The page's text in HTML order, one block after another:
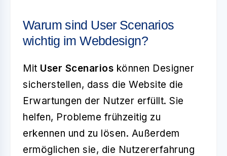
Warum sind User Scenarios
wichtig im Webdesign?
Mit User Scenarios können Designer
sicherstellen, dass die Website die
Erwartungen der Nutzer erfüllt. Sie
helfen, Probleme frühzeitig zu
erkennen und zu lösen. Außerdem
ermöglichen sie, die Nutzererfahrung